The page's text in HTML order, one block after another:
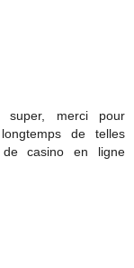
super, merci pour
de telles
casino en ligne